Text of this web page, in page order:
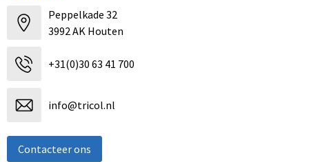
Peppelkade 32
3992 AK Houten
+31(0)30 63 41 700
info@tricol.nl
Contacteer ons